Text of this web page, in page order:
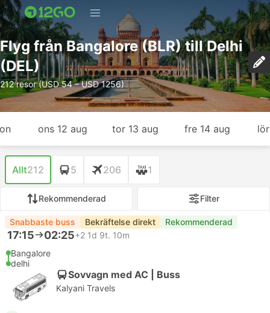
Flyg från Bangalore (BLR) till Delhi
(DEL)
212 resor (USD 54 – USD 1256)
ons 12 aug tor 13 aug fre 14 aug
Allt212 5 206 1
Rekommenderad Filter
Snabbaste buss Bekräftelse direkt Rekommenderad
17:15 02:25+2 1d 9t. 10m
Bangalore
delhi
Sovvagn med AC | Buss
Kalyani Travels